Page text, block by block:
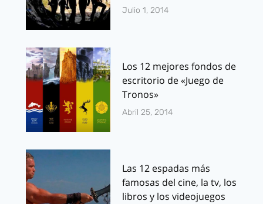
Julio 1, 2014
Los 12 mejores fondos de
escritorio de «Juego de
Tronos»
Abril 25, 2014
Las 12 espadas más
famosas del cine, la tv, los
libros y los videojuegos